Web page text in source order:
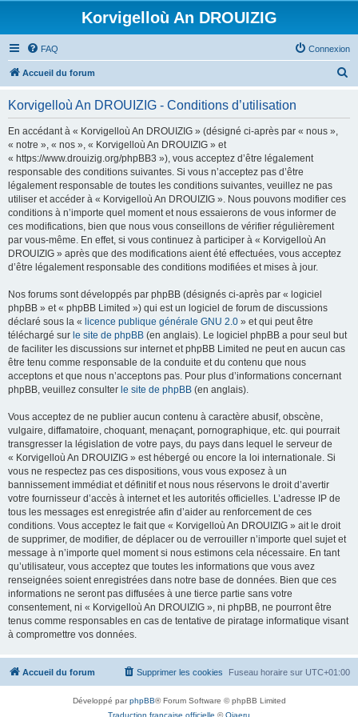
Korvigelloù An DROUIZIG
FAQ Connexion
Accueil du forum
Korvigelloù An DROUIZIG - Conditions d’utilisation
En accédant à « Korvigelloù An DROUIZIG » (désigné ci-après par « nous »,
« notre », « nos », « Korvigelloù An DROUIZIG » et
« https://www.drouizig.org/phpBB3 »), vous acceptez d’être légalement
responsable des conditions suivantes. Si vous n’acceptez pas d’être
légalement responsable de toutes les conditions suivantes, veuillez ne pas
utiliser et accéder à « Korvigelloù An DROUIZIG ». Nous pouvons modifier ces
conditions à n’importe quel moment et nous essaierons de vous informer de
ces modifications, bien que nous vous conseillons de vérifier régulièrement
par vous-même. En effet, si vous continuez à participer à « Korvigelloù An
DROUIZIG » après que des modifications aient été effectuées, vous acceptez
d’être légalement responsable des conditions modifiées et mises à jour.
Nos forums sont développés par phpBB (désignés ci-après par « logiciel
phpBB » et « phpBB Limited ») qui est un logiciel de forum de discussions
déclaré sous la « licence publique générale GNU 2.0 » et qui peut être
téléchargé sur le site de phpBB (en anglais). Le logiciel phpBB a pour seul but
de faciliter les discussions sur internet et phpBB Limited ne peut en aucun cas
être tenu comme responsable de la conduite et du contenu que nous
acceptons et que nous n’acceptons pas. Pour plus d’informations concernant
phpBB, veuillez consulter le site de phpBB (en anglais).
Vous acceptez de ne publier aucun contenu à caractère abusif, obscène,
vulgaire, diffamatoire, choquant, menaçant, pornographique, etc. qui pourrait
transgresser la législation de votre pays, du pays dans lequel le serveur de
« Korvigelloù An DROUIZIG » est hébergé ou encore la loi internationale. Si
vous ne respectez pas ces dispositions, vous vous exposez à un
bannissement immédiat et définitif et nous nous réservons le droit d’avertir
votre fournisseur d’accès à internet et les autorités officielles. L’adresse IP de
tous les messages est enregistrée afin d’aider au renforcement de ces
conditions. Vous acceptez le fait que « Korvigelloù An DROUIZIG » ait le droit
de supprimer, de modifier, de déplacer ou de verrouiller n’importe quel sujet et
message à n’importe quel moment si nous estimons cela nécessaire. En tant
qu’utilisateur, vous acceptez que toutes les informations que vous avez
renseignées soient enregistrées dans notre base de données. Bien que ces
informations ne seront pas diffusées à une tierce partie sans votre
consentement, ni « Korvigelloù An DROUIZIG », ni phpBB, ne pourront être
tenus comme responsables en cas de tentative de piratage informatique visant
à compromettre vos données.
Accueil du forum Fuseau horaire sur UTC+01:00
Supprimer les cookies
Développé parphpBB® Forum Software © phpBB Limited
Traduction française officielle ©Qiaeru